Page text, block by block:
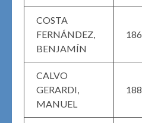
COSTA
FERNÁNDEZ,
BENJAMÍN
186
CALVO
GERARDI,
MANUEL
188